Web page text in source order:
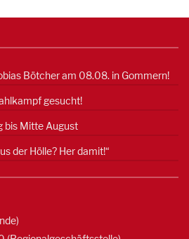
Bötcher am 08.08. in Gommern!
gesucht!
bis Mitte August
der Hölle? Her damit!“